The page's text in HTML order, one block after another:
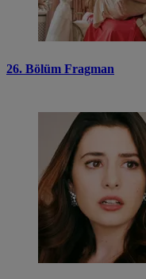
26. Bölüm Fragman